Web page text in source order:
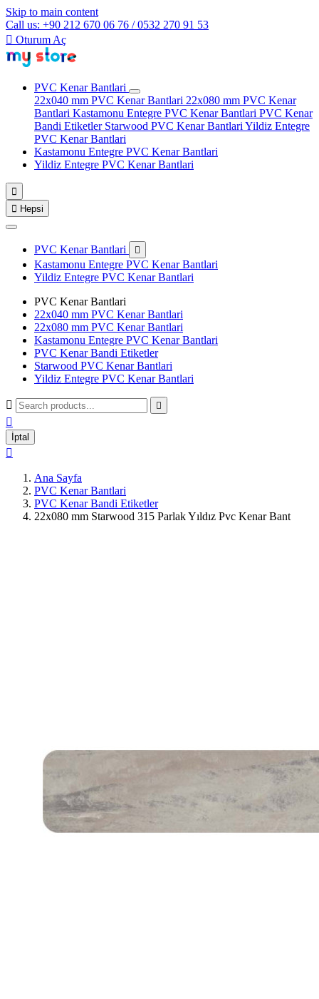
Skip to main content
Call us: +90 212 670 06 76 / 0532 270 91 53
 Oturum Aç
PVC Kenar Bantlari
22x040 mm PVC Kenar Bantlari 22x080 mm PVC Kenar
Bantlari Kastamonu Entegre PVC Kenar Bantlari PVC Kenar
Bandi Etiketler Starwood PVC Kenar Bantlari Yildiz Entegre
PVC Kenar Bantlari
Kastamonu Entegre PVC Kenar Bantlari
Yildiz Entegre PVC Kenar Bantlari

 Hepsi
PVC Kenar Bantlari 
Kastamonu Entegre PVC Kenar Bantlari
Yildiz Entegre PVC Kenar Bantlari
PVC Kenar Bantlari
22x040 mm PVC Kenar Bantlari
22x080 mm PVC Kenar Bantlari
Kastamonu Entegre PVC Kenar Bantlari
PVC Kenar Bandi Etiketler
Starwood PVC Kenar Bantlari
Yildiz Entegre PVC Kenar Bantlari
 

İptal

Ana Sayfa
PVC Kenar Bantlari
PVC Kenar Bandi Etiketler
22x080 mm Starwood 315 Parlak Yıldız Pvc Kenar Bant